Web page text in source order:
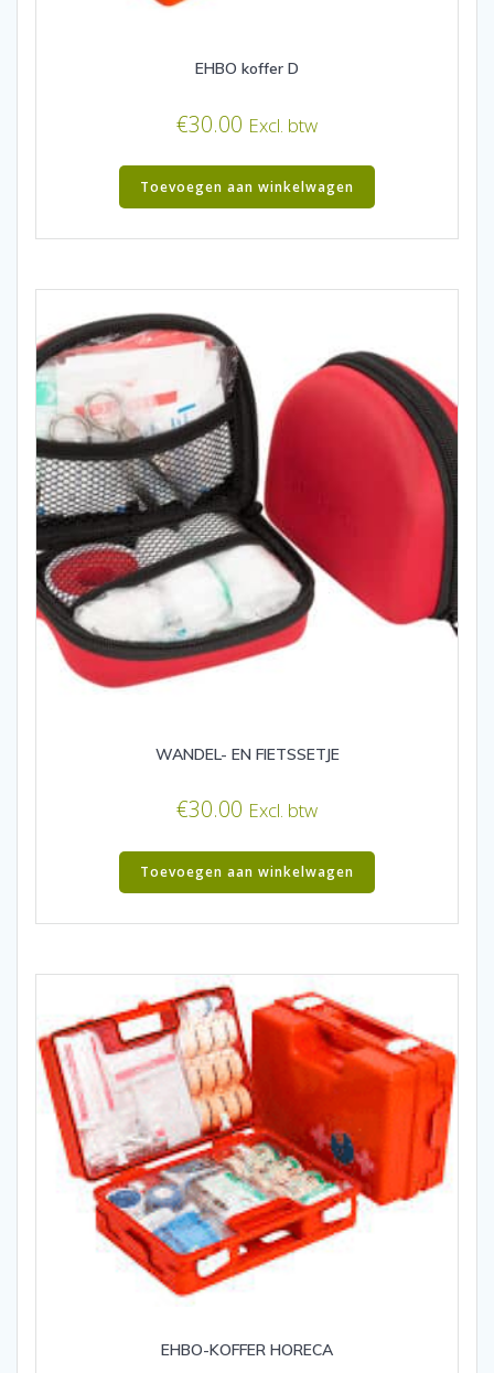
EHBO koffer D
€30.00 Excl. btw
Toevoegen aan winkelwagen
WANDEL- EN FIETSSETJE
€30.00 Excl. btw
Toevoegen aan winkelwagen
EHBO-KOFFER HORECA